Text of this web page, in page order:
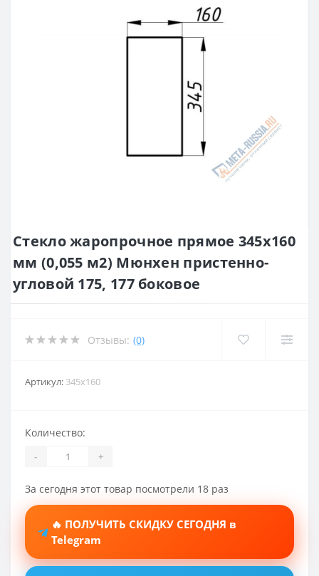
Стекло жаропрочное прямое 345x160
мм (0,055 м2) Мюнхен пристенно-
угловой 175, 177 боковое
Отзывы: (0)
Артикул: 345x160
Количество:
- +
За сегодня этот товар посмотрели 18 раз
🔥 ПОЛУЧИТЬ СКИДКУ СЕГОДНЯ в
Telegram